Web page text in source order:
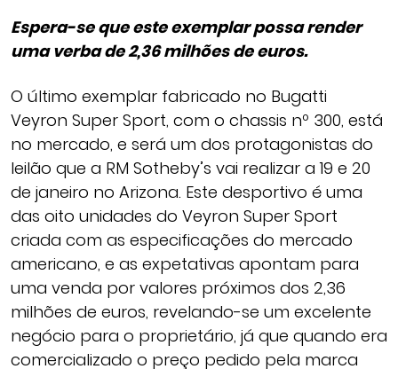
Espera-se que este exemplar possa render
uma verba de 2,36 milhões de euros.
O último exemplar fabricado no Bugatti
Veyron Super Sport, com o chassis nº 300, está
no mercado, e será um dos protagonistas do
leilão que a RM Sotheby’s vai realizar a 19 e 20
de janeiro no Arizona. Este desportivo é uma
das oito unidades do Veyron Super Sport
criada com as especificações do mercado
americano, e as expetativas apontam para
uma venda por valores próximos dos 2,36
milhões de euros, revelando-se um excelente
negócio para o proprietário, já que quando era
comercializado o preço pedido pela marca